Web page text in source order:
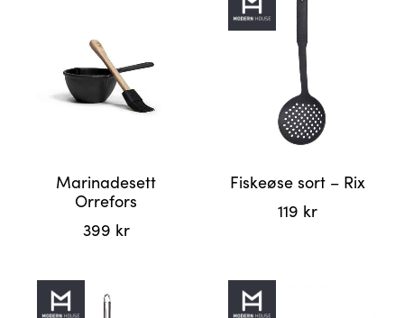
Marinadesett
Orrefors
399 kr
Fiskeøse sort – Rix
119 kr